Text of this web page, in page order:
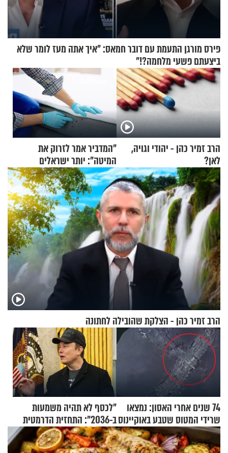
פירס מורגן התעמת עם דובר חמאס: "איך אתה מעז לומר שלא
ביצעתם פשעי מלחמה?!"
הרב זמיר כהן - יהודי וגויה,
לאן?
"המדביר אמר לזרוק את
המיטה": יותר ישראלים
מדווחים על מכת פשפשי
המיטה
הרב זמיר כהן - הצלקת שהובילה לחתונה
74 שנים אחרי האסון: נמצאו
שרידי המטוס שטבע באוקיינוס
עם עשרות נוסעים
"לכסף לא תהיה משמעות
ב-2036": התחזית הדרמטית
של אילון מאסק על עתיד
הכלכלה